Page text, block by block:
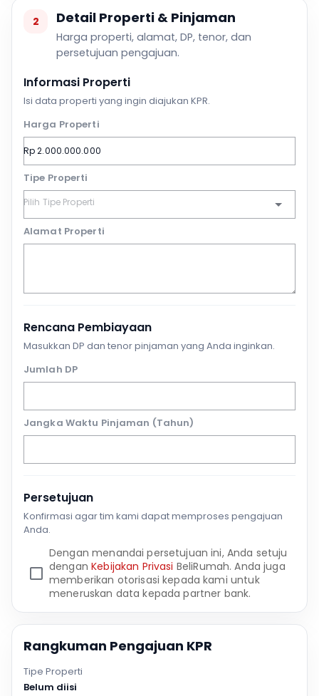
2 Detail Properti & Pinjaman
Harga properti, alamat, DP, tenor, dan
persetujuan pengajuan.
Informasi Properti
Isi data properti yang ingin diajukan KPR.
Harga Properti
Tipe Properti
Alamat Properti
Rencana Pembiayaan
Masukkan DP dan tenor pinjaman yang Anda inginkan.
Jumlah DP
Jangka Waktu Pinjaman (Tahun)
Persetujuan
Konfirmasi agar tim kami dapat memproses pengajuan
Anda.
Dengan menandai persetujuan ini, Anda setuju
denganKebijakan Privasi BeliRumah. Anda juga
memberikan otorisasi kepada kami untuk
meneruskan data kepada partner bank.
Rangkuman Pengajuan KPR
Tipe Properti
Belum diisi